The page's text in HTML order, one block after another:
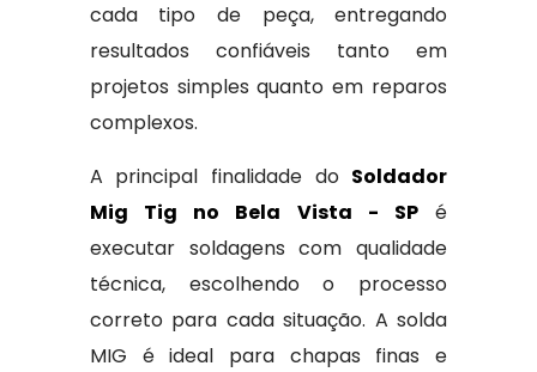
cada tipo de peça, entregando
resultados confiáveis tanto em
projetos simples quanto em reparos
complexos.
A principal finalidade do Soldador
Mig Tig no Bela Vista - SP é
executar soldagens com qualidade
técnica, escolhendo o processo
correto para cada situação. A solda
MIG é ideal para chapas finas e